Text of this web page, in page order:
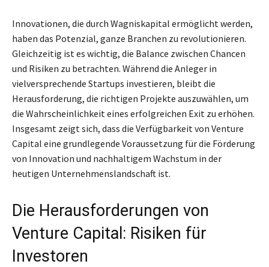
Innovationen, die durch Wagniskapital ermöglicht werden,
haben das Potenzial, ganze Branchen zu revolutionieren.
Gleichzeitig ist es wichtig, die Balance zwischen Chancen
und Risiken zu betrachten. Während die Anleger in
vielversprechende Startups investieren, bleibt die
Herausforderung, die richtigen Projekte auszuwählen, um
die Wahrscheinlichkeit eines erfolgreichen Exit zu erhöhen.
Insgesamt zeigt sich, dass die Verfügbarkeit von Venture
Capital eine grundlegende Voraussetzung für die Förderung
von Innovation und nachhaltigem Wachstum in der
heutigen Unternehmenslandschaft ist.
Die Herausforderungen von
Venture Capital: Risiken für
Investoren